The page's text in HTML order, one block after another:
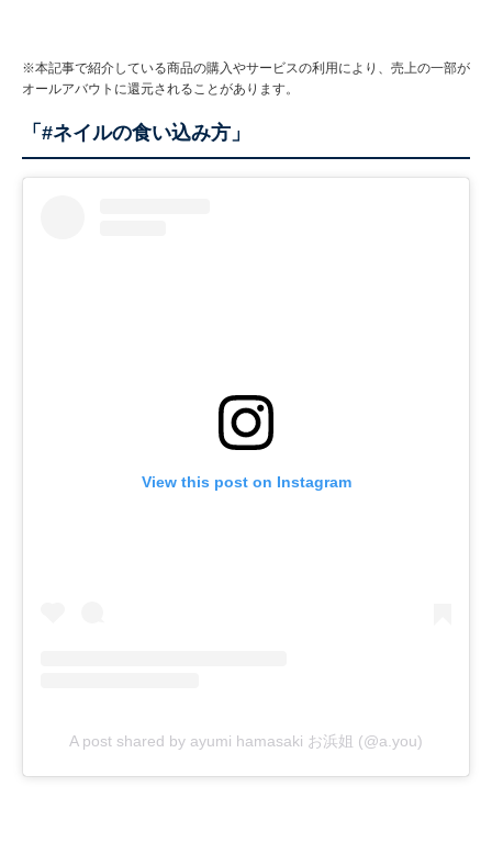
※本記事で紹介している商品の購入やサービスの利用により、売上の一部が
オールアバウトに還元されることがあります。
「#ネイルの食い込み方」
View this post on Instagram
A post shared by ayumi hamasaki お浜姐 (@a.you)